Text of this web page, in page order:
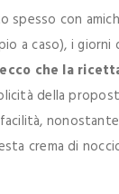
con
a caso), i
ecco che la
della
crema di